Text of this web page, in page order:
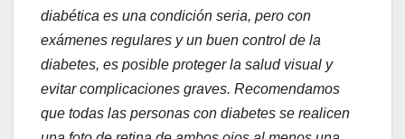
diabética es una condición seria, pero con
exámenes regulares y un buen control de la
diabetes, es posible proteger la salud visual y
evitar complicaciones graves. Recomendamos
que todas las personas con diabetes se realicen